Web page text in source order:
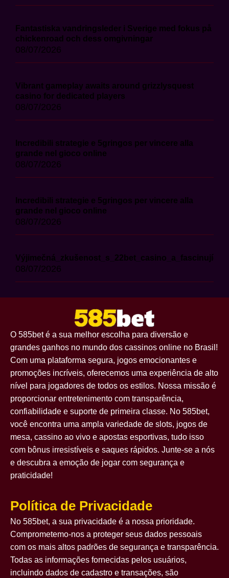
Fantastiska vandringsleder i Sverige med fokus på
chickenroad och dess omgivningar
08/07/2026
Vibrant gameplay awaits around grizzlysquest
casino for dedicated players
08/07/2026
Incredibili strategie e 5gringos per vincere alla
grande nel gioco online
08/07/2026
Incredibili strategie e 5gringos per vincere alla
grande nel gioco online
08/07/2026
08/07/2026
O 585bet é a sua melhor escolha para diversão e
grandes ganhos no mundo dos cassinos online no Brasil!
Com uma plataforma segura, jogos emocionantes e
promoções incríveis, oferecemos uma experiência de alto
nível para jogadores de todos os estilos. Nossa missão é
proporcionar entretenimento com transparência,
confiabilidade e suporte de primeira classe. No 585bet,
você encontra uma ampla variedade de slots, jogos de
mesa, cassino ao vivo e apostas esportivas, tudo isso
com bônus irresistíveis e saques rápidos. Junte-se a nós
e descubra a emoção de jogar com segurança e
praticidade!
Política de Privacidade
No 585bet, a sua privacidade é a nossa prioridade.
Comprometemo-nos a proteger seus dados pessoais
com os mais altos padrões de segurança e transparência.
Todas as informações fornecidas pelos usuários,
incluindo dados de cadastro e transações, são